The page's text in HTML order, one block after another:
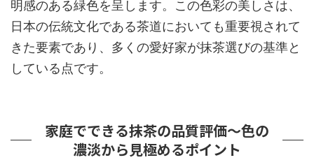
明感のある緑色を呈します。この色彩の美しさは、
日本の伝統文化である茶道においても重要視されて
きた要素であり、多くの愛好家が抹茶選びの基準と
している点です。
家庭でできる抹茶の品質評価～色の
濃淡から見極めるポイント